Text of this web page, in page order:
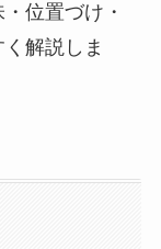
位置づけ・
解説しま